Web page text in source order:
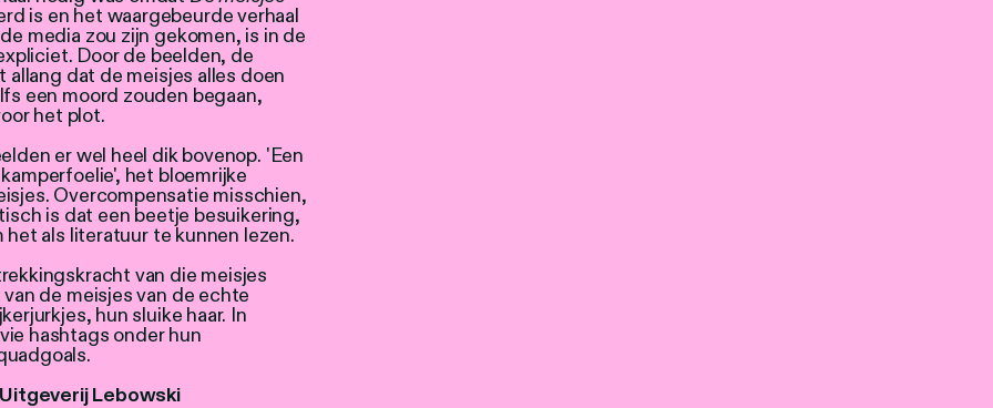
is en het waargebeurde verhaal
media zou zijn gekomen, is in de
Door de beelden, de
dat de meisjes alles doen
een moord zouden begaan,
het plot.
er wel heel dik bovenop. 'Een
het bloemrijke
Overcompensatie misschien,
is dat een beetje besuikering,
als literatuur te kunnen lezen.
van die meisjes
de meisjes van de echte
hun sluike haar. In
hashtags onder hun
Uitgeverij Lebowski